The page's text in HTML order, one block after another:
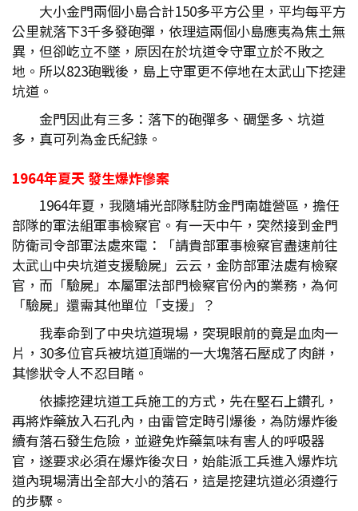
大小金門兩個小島合計150多平方公里，平均每平方
公里就落下3千多發砲彈，依理這兩個小島應夷為焦土無
異，但卻屹立不墜，原因在於坑道令守軍立於不敗之
地。所以823砲戰後，島上守軍更不停地在太武山下挖建
坑道。
金門因此有三多：落下的砲彈多、碉堡多、坑道
多，真可列為金氏紀錄。
1964年夏天發生爆炸慘案
1964年夏，我隨埔光部隊駐防金門南雄營區，擔任
部隊的軍法組軍事檢察官。有一天中午，突然接到金門
防衛司令部軍法處來電：「請貴部軍事檢察官盡速前往
太武山中央坑道支援驗屍」云云，金防部軍法處有檢察
官，而「驗屍」本屬軍法部門檢察官份內的業務，為何
「驗屍」還需其他單位「支援」？
我奉命到了中央坑道現場，突現眼前的竟是血肉一
片，30多位官兵被坑道頂端的一大塊落石壓成了肉餅，
其慘狀令人不忍目睹。
依據挖建坑道工兵施工的方式，先在堅石上鑽孔，
再將炸藥放入石孔內，由雷管定時引爆後，為防爆炸後
續有落石發生危險，並避免炸藥氣味有害人的呼吸器
官，遂要求必須在爆炸後次日，始能派工兵進入爆炸坑
道內現場清出全部大小的落石，這是挖建坑道必須遵行
的步驟。